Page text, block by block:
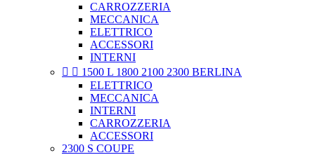
CARROZZERIA
MECCANICA
ELETTRICO
ACCESSORI
INTERNI
  1500 L 1800 2100 2300 BERLINA
ELETTRICO
MECCANICA
INTERNI
CARROZZERIA
ACCESSORI
2300 S COUPE